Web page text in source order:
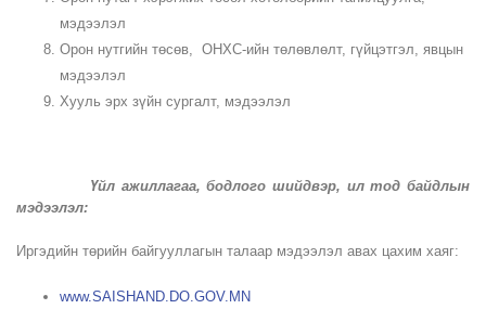
мэдээлэл
Орон нутгийн төсөв, ОНХС-ийн төлөвлөлт, гүйцэтгэл, явцын
мэдээлэл
Хууль эрх зүйн сургалт, мэдээлэл
Үйл ажиллагаа, бодлого шийдвэр, ил тод байдлын
мэдээлэл:
Иргэдийн төрийн байгууллагын талаар мэдээлэл авах цахим хаяг:
www.SAISHAND.DO.GOV.MN